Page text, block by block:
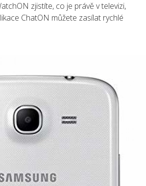
zjistíte, co je právě v televizi,
ChatON můžete zasílat rychlé